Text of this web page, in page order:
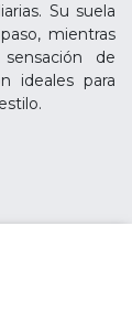
Su suela
mientras
de
ideales para